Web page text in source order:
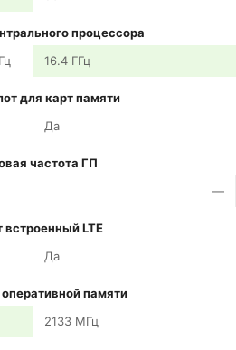
процессора
16.4 ГГц
для карт памяти
Да
частота ГП
—
встроенный LTE
Да
памяти
2133 МГц